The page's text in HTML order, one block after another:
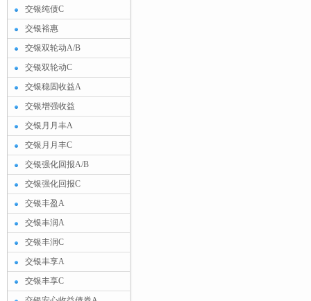
交银纯债C
交银裕惠
交银双轮动A/B
交银双轮动C
交银稳固收益A
交银增强收益
交银月月丰A
交银月月丰C
交银强化回报A/B
交银强化回报C
交银丰盈A
交银丰润A
交银丰润C
交银丰享A
交银丰享C